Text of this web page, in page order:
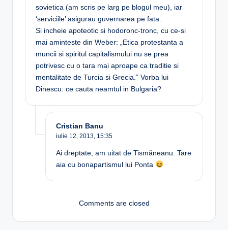
sovietica (am scris pe larg pe blogul meu), iar
‘serviciile’ asigurau guvernarea pe fata.
Si incheie apoteotic si hodoronc-tronc, cu ce-si
mai aminteste din Weber: „Etica protestanta a
muncii si spiritul capitalismului nu se prea
potrivesc cu o tara mai aproape ca traditie si
mentalitate de Turcia si Grecia.” Vorba lui
Dinescu: ce cauta neamtul in Bulgaria?
Cristian Banu
iulie 12, 2013, 15:35
Ai dreptate, am uitat de Tismăneanu. Tare
aia cu bonapartismul lui Ponta
Comments are closed